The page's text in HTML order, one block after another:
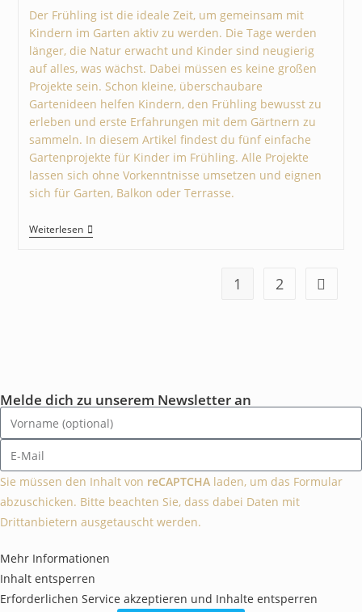
Der Frühling ist die ideale Zeit, um gemeinsam mit
Kindern im Garten aktiv zu werden. Die Tage werden
länger, die Natur erwacht und Kinder sind neugierig
auf alles, was wächst. Dabei müssen es keine großen
Projekte sein. Schon kleine, überschaubare
Gartenideen helfen Kindern, den Frühling bewusst zu
erleben und erste Erfahrungen mit dem Gärtnern zu
sammeln. In diesem Artikel findest du fünf einfache
Gartenprojekte für Kinder im Frühling. Alle Projekte
lassen sich ohne Vorkenntnisse umsetzen und eignen
sich für Garten, Balkon oder Terrasse.
Weiterlesen
1 2
Melde dich zu unserem Newsletter an
Sie müssen den Inhalt von reCAPTCHA laden, um das Formular
abzuschicken. Bitte beachten Sie, dass dabei Daten mit
Drittanbietern ausgetauscht werden.
Mehr Informationen
Inhalt entsperren
Erforderlichen Service akzeptieren und Inhalte entsperren